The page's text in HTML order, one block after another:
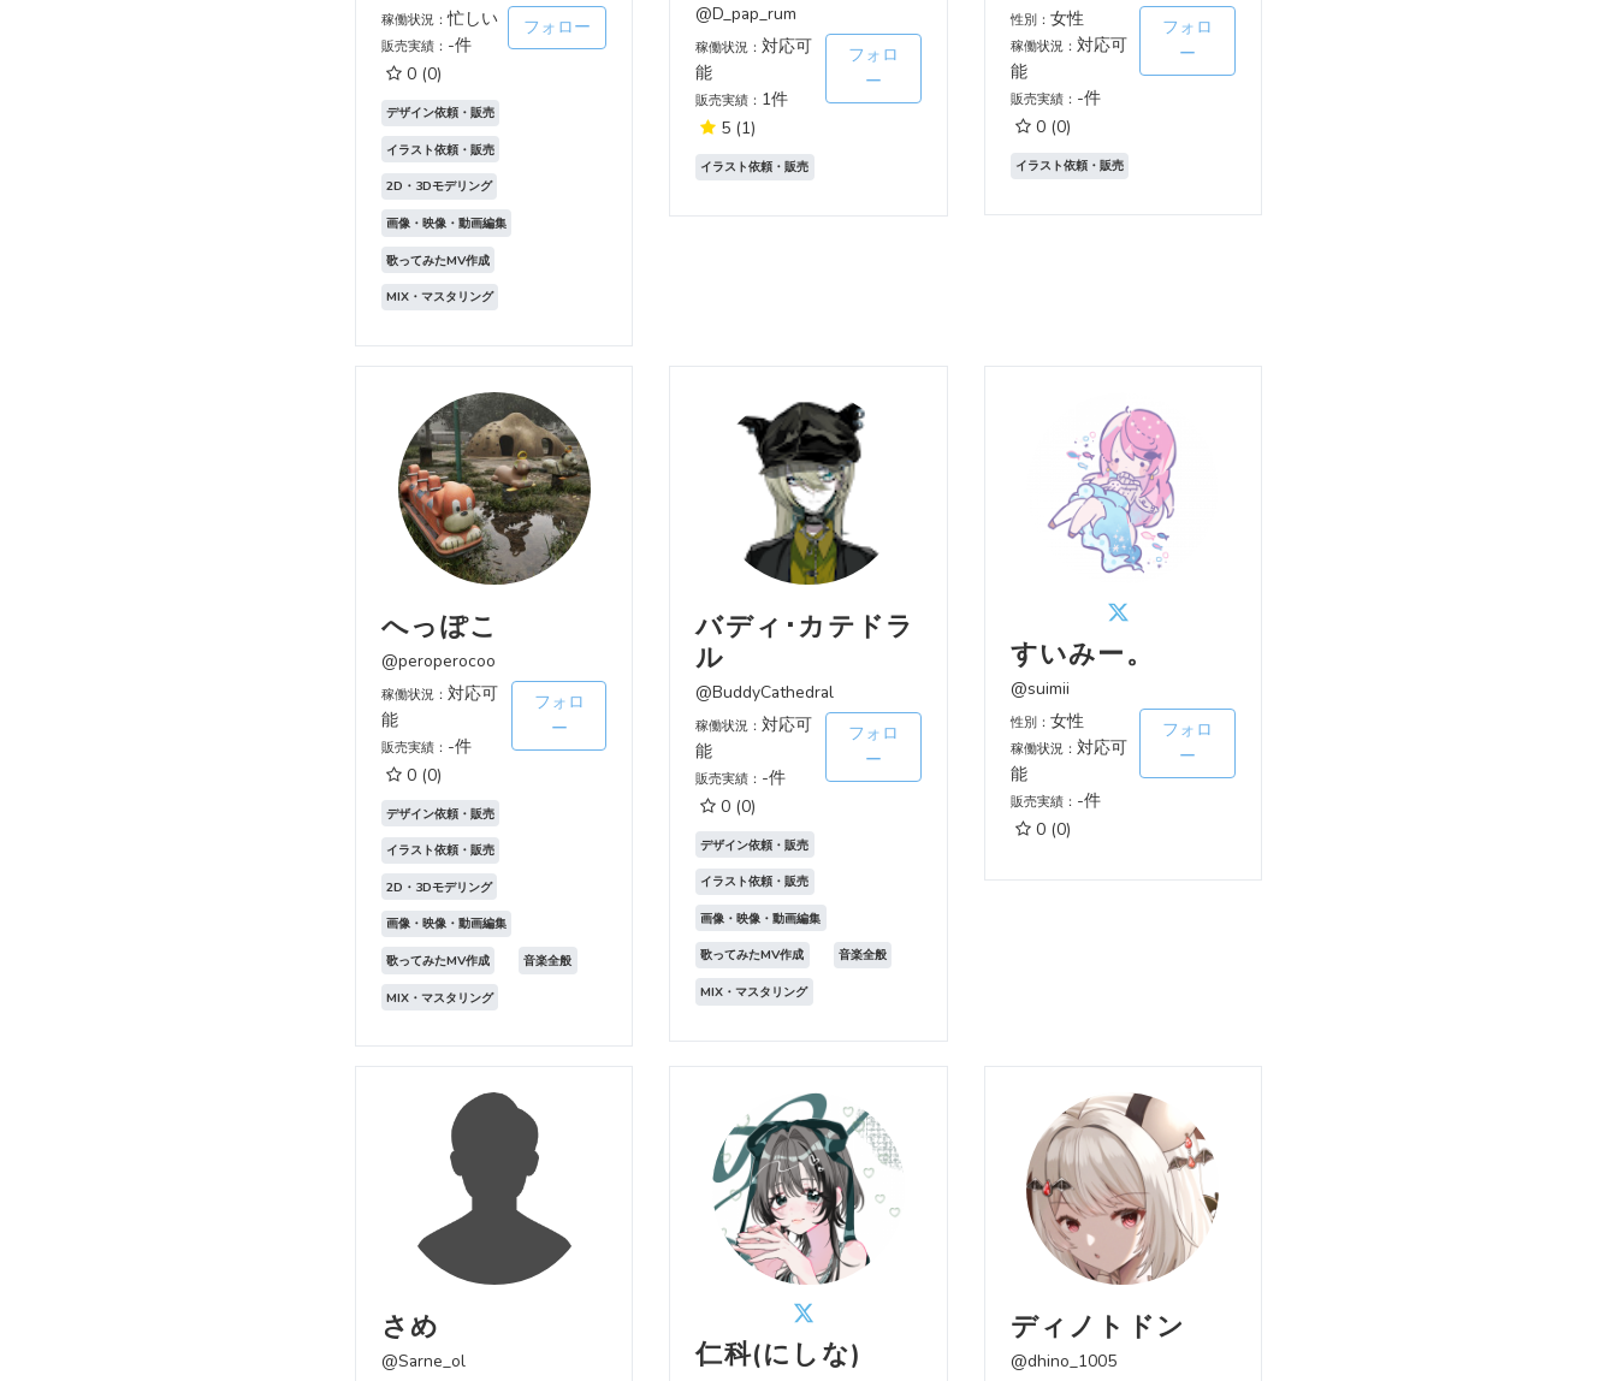
稼働状況：忙しい
販売実績： -件
0 (0)
フォロー
デザイン依頼・販売
イラスト依頼・販売
2D・3Dモデリング
画像・映像・動画編集
歌ってみたMV作成
MIX・マスタリング
@D_pap_rum
稼働状況：対応可
能
販売実績： 1件
5 (1)
フォロ
ー
イラスト依頼・販売
性別： 女性
稼働状況： 対応可
能
販売実績： -件
0 (0)
フォロ
ー
イラスト依頼・販売
へっぽこ
@peroperocoo
稼働状況： 対応可
能
販売実績： -件
0 (0)
フォロ
ー
デザイン依頼・販売
イラスト依頼・販売
2D・3Dモデリング
画像・映像・動画編集
歌ってみたMV作成 音楽全般
MIX・マスタリング
バディ･カテドラ
ル
@BuddyCathedral
稼働状況：対応可
能
販売実績： -件
0 (0)
フォロ
ー
デザイン依頼・販売
イラスト依頼・販売
画像・映像・動画編集
歌ってみたMV作成 音楽全般
MIX・マスタリング
すいみー。
@suimii
性別： 女性
稼働状況： 対応可
能
販売実績： -件
0 (0)
フォロ
ー
さめ
@Sarne_ol 仁科(にしな)
ディノトドン
@dhino_1005